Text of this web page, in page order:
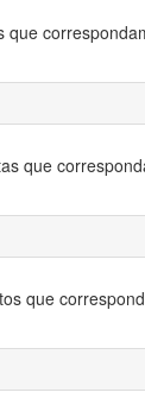
que
que
que